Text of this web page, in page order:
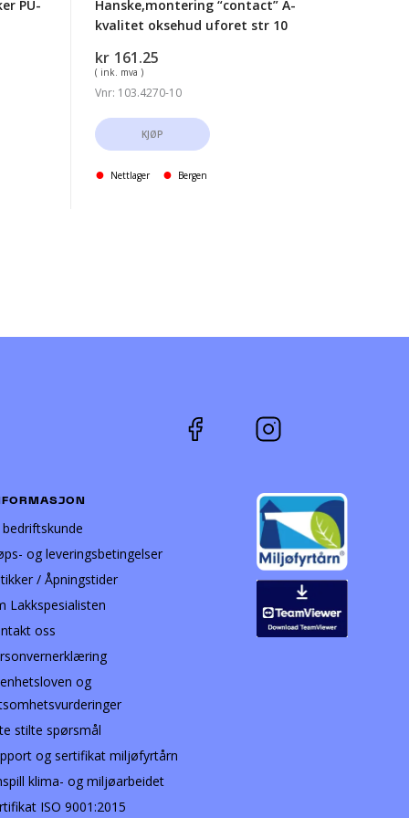
PU-
Hanske,montering “contact” A-
kvalitet oksehud uforet str 10
kr 161.25
( ink. mva )
Vnr: 103.4270-10
KJØP
Nettlager Bergen
bedriftskunde
og leveringsbetingelser
/ Åpningstider
Lakkspesialisten
oss
og
stilte spørsmål
og sertifikat miljøfyrtårn
klima- og miljøarbeidet
ISO 9001:2015